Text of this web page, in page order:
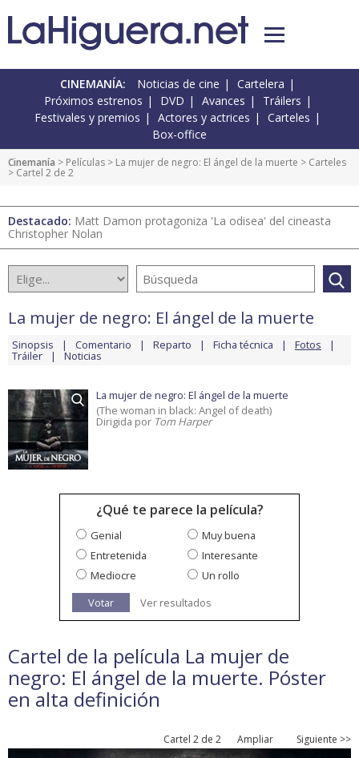
CINEMANÍA: Noticias de cine
Cartelera
Próximos estrenos
DVD Avances
Tráilers
Festivales y premios
Actores y actrices
Carteles
Box-office
Cinemanía > Películas > La mujer de negro: El ángel de la muerte > Carteles
> Cartel 2 de 2
Destacado: Matt Damon protagoniza 'La odisea' del cineasta
Christopher Nolan
La mujer de negro: El ángel de la muerte
Sinopsis Comentario Reparto Ficha técnica Fotos
Tráiler Noticias
La mujer de negro: El ángel de la muerte
(The woman in black: Angel of death)
Dirigida por Tom Harper
¿Qué te parece la película?
Genial
Muy buena
Entretenida
Interesante
Mediocre
Un rollo
Votar
Ver resultados
Cartel de la película La mujer de
negro: El ángel de la muerte. Póster
en alta definición
Cartel 2 de 2 Ampliar Siguiente >>